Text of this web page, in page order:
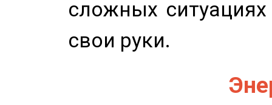
сложных
свои руки.